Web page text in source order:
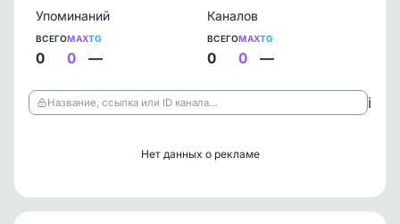
Упоминаний
ВСЕГО
0
MAX
0
TG
—
Каналов
ВСЕГО
0
MAX
0
TG
—
Название, ссылка или ID канала… ℹ️
Нет данных о рекламе